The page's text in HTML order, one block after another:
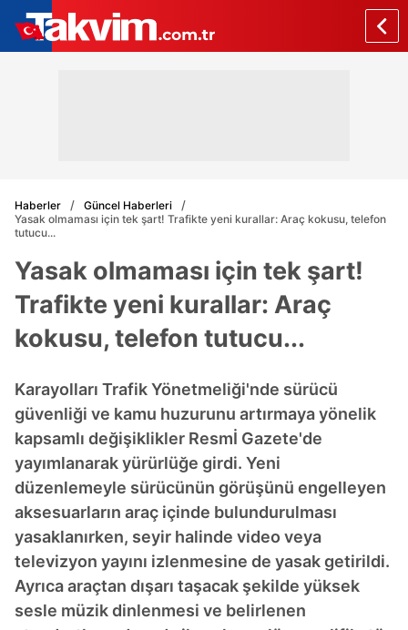
Haberler
Güncel Haberleri
Yasak olmaması için tek şart! Trafikte yeni kurallar: Araç kokusu, telefon
tutucu...
Yasak olmaması için tek şart!
Trafikte yeni kurallar: Araç
kokusu, telefon tutucu...
Karayolları Trafik Yönetmeliği'nde sürücü
güvenliği ve kamu huzurunu artırmaya yönelik
kapsamlı değişiklikler Resmİ Gazete'de
yayımlanarak yürürlüğe girdi. Yeni
düzenlemeyle sürücünün görüşünü engelleyen
aksesuarların araç içinde bulundurulması
yasaklanırken, seyir halinde video veya
televizyon yayını izlenmesine de yasak getirildi.
Ayrıca araçtan dışarı taşacak şekilde yüksek
sesle müzik dinlenmesi ve belirlenen